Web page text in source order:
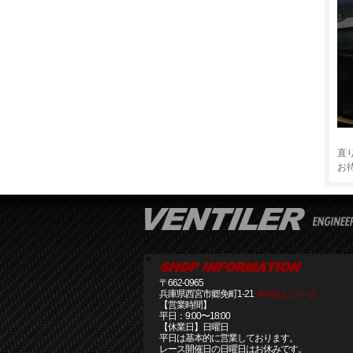
直
お
〒662-0965
兵庫県西宮市郷免町1-21 [MAPはこちら]
【営業時間】
平日：9:00〜18:00
【休業日】日曜日
平日は基本的に営業しております。
レース開催日の日曜日はお休みです。